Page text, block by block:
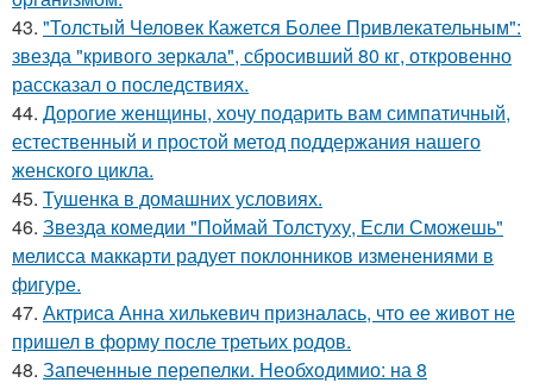
43. "Толстый Человек Кажется Более Привлекательным":
звезда "кривого зеркала", сбросивший 80 кг, откровенно
рассказал о последствиях.
44. Дорогие женщины, хочу подарить вам симпатичный,
естественный и простой метод поддержания нашего
женского цикла.
45. Тушенка в домашних условиях.
46. Звезда комедии "Поймай Толстуху, Если Сможешь"
мелисса маккарти радует поклонников изменениями в
фигуре.
47. Актриса Анна хилькевич призналась, что ее живот не
пришел в форму после третьих родов.
48. Запеченные перепелки. Необходимио: на 8